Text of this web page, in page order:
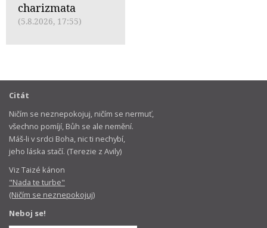
charizmata
(5.8.2026, 17:55)
Citát
Ničím se neznepokojuj, ničím se nermuť,
všechno pomíjí, Bůh se ale nemění.
Máš-li v srdci Boha, nic ti nechybí,
jeho láska stačí. (Terezie z Avily)
Viz Taizé kánon
"Nada te turbe"
(Ničím se neznepokojuj)
Neboj se!